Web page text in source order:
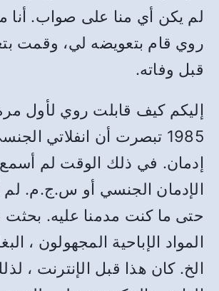
لم يكن أي منا على صواب.
روي قام بتعويضه لي، وقمت
قبل وفاته.
إليكم كيف قابلت روي لأول
1985 تبصرت أن انفلاتي
إدمان. في ذلك الوقت لم أسمع
الإدمان الجنسي أو س.ج.م.
حتى ما كنت مدمنا عليه. بحثت
المواد الإباحية المجهولون ،
الخ.كان هذا قبل الإنترنت ،